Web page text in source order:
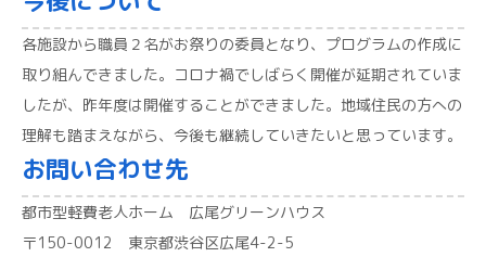
各施設から職員２名がお祭りの委員となり、プログラムの作成に
取り組んできました。コロナ禍でしばらく開催が延期されていま
したが、昨年度は開催することができました。地域住民の方への
理解も踏まえながら、今後も継続していきたいと思っています。
お問い合わせ先
都市型軽費老人ホーム 広尾グリーンハウス
〒150-0012 東京都渋谷区広尾4-2-5